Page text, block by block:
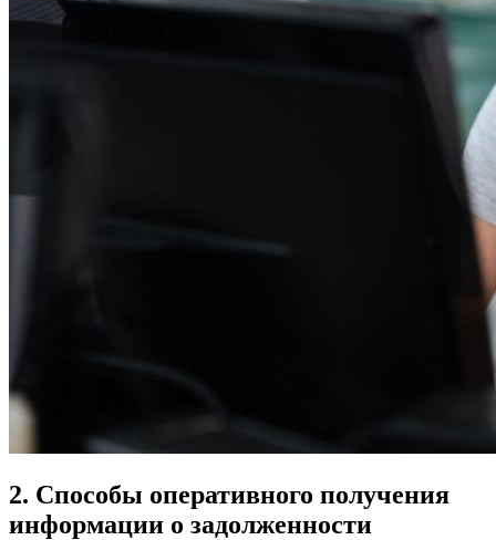
2. Способы оперативного получения
информации о задолженности